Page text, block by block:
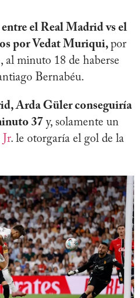
el Real Madrid vs el
por Vedat Muriqui, por
al minuto 18 de haberse
Bernabéu.
Arda Güler conseguiría
37 y, solamente un
. le otorgaría el gol de la